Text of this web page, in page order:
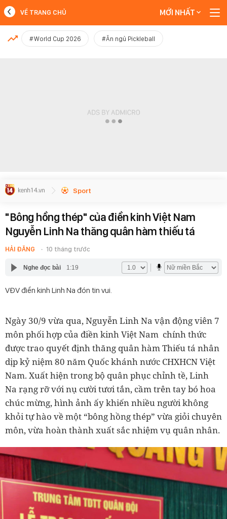
MỚI NHẤT
VỀ TRANG CHỦ MỚI NHẤT
#World Cup 2026 #Ăn ngủ Pickleball
Sport
"Bông hồng thép" của điền kinh Việt Nam
Nguyễn Linh Na thăng quân hàm thiếu tá
HẢI ĐĂNG 10 tháng trước
Nghe đọc bài 1:19
VĐV điền kinh Linh Na đón tin vui.
Ngày 30/9 vừa qua, Nguyễn Linh Na vận động viên 7
môn phối hợp của điền kinh Việt Nam chính thức
được trao quyết định thăng quân hàmThiếu tá nhân
dịp kỷ niệm 80 năm Quốc khánh nước CHXHCN Việt
Nam. Xuất hiện trong bộ quân phục chỉnh tề, Linh
Na rạng rỡ với nụ cười tươi tắn, cầm trên tay bó hoa
chúc mừng, hình ảnh ấy khiến nhiều người không
khỏi tự hào về một “bông hồng thép” vừa giỏi chuyên
môn, vừa hoàn thành xuất sắc nhiệm vụ quân nhân.